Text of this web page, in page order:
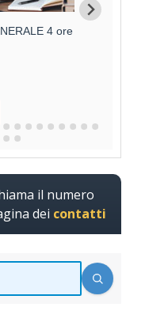
4 ore
il numero
dei contatti